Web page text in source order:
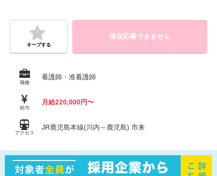
キープする
現在応募できません
職種
看護師・准看護師
給与
月給220,000円〜
アクセス
JR鹿児島本線(川内～鹿児島) 市来